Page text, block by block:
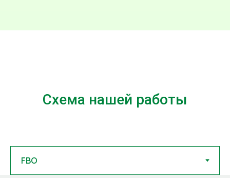
Схема нашей работы